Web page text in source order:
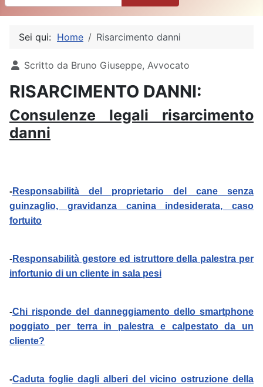
Sei qui: Home Risarcimento danni
Dettagli
Scritto da Bruno Giuseppe, Avvocato
RISARCIMENTO DANNI:
Consulenze legali risarcimento
danni
-Responsabilità del proprietario del cane senza
guinzaglio, gravidanza canina indesiderata, caso
fortuito
-Responsabilità gestore ed istruttore della palestra per
infortunio di un cliente in sala pesi
-Chi risponde del danneggiamento dello smartphone
poggiato per terra in palestra e calpestato da un
cliente?
-Caduta foglie dagli alberi del vicino ostruzione della